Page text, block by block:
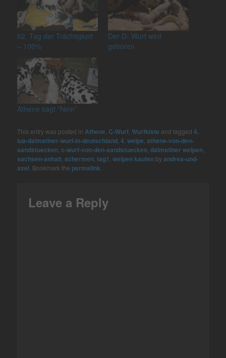
62. Tag der Trächtigkeit
– 100%
Der D- Wurf wird
geboren
Athene sagt “Nein”
This entry was posted in Athene ,C-Wurf ,Wurfkiste and tagged4.
lua-dalmatiner-wurf-in-deutschland ,4. welpe ,athene-von-den-
sandstuecken ,c-wurf-von-den-sandstuecken ,dalmatiner welpen
sachsen-anhalt ,schermen ,tag1 ,welpen kaufen byandrea-und-
axel . Bookmark the permalink
Leave a Reply